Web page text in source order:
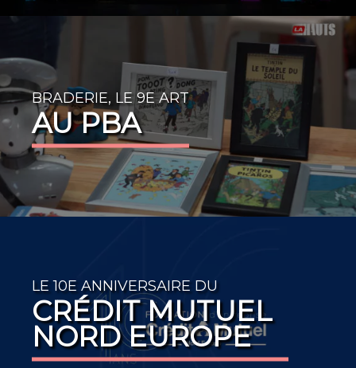
BRADERIE, LE 9E ART
AU PBA
LE 10E ANNIVERSAIRE DU
CRÉDIT MUTUEL
NORD EUROPE